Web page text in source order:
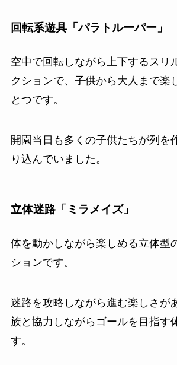
回転系遊具「パラトルーパー」
空中で回転しながら上下するスリ
クションで、子供から大人まで楽
とつです。
開園当日も多くの子供たちが列を
り込んでいました。
立体迷路「ミラメイズ」
体を動かしながら楽しめる立体型
ションです。
迷路を攻略しながら進む楽しさが
族と協力しながらゴールを目指す
す。